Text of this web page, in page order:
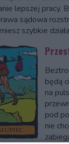
lepszej pracy.
sądowa
szybkie
będą
na
pod
nie